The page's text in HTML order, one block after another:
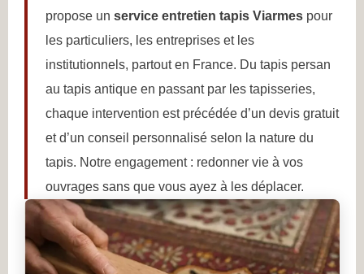
propose un service entretien tapis Viarmes pour
les particuliers, les entreprises et les
institutionnels, partout en France. Du tapis persan
au tapis antique en passant par les tapisseries,
chaque intervention est précédée d’un devis gratuit
et d’un conseil personnalisé selon la nature du
tapis. Notre engagement : redonner vie à vos
ouvrages sans que vous ayez à les déplacer.